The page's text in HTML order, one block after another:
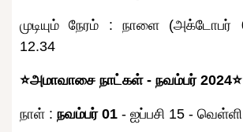
முடியும் நேரம் : நாளை (அக்டோபர்
12.34
⭐அமாவாசை நாட்கள் - நவம்பர் 2024⭐
நாள் : நவம்பர் 01 - ஐப்பசி 15 - வெள்ளி